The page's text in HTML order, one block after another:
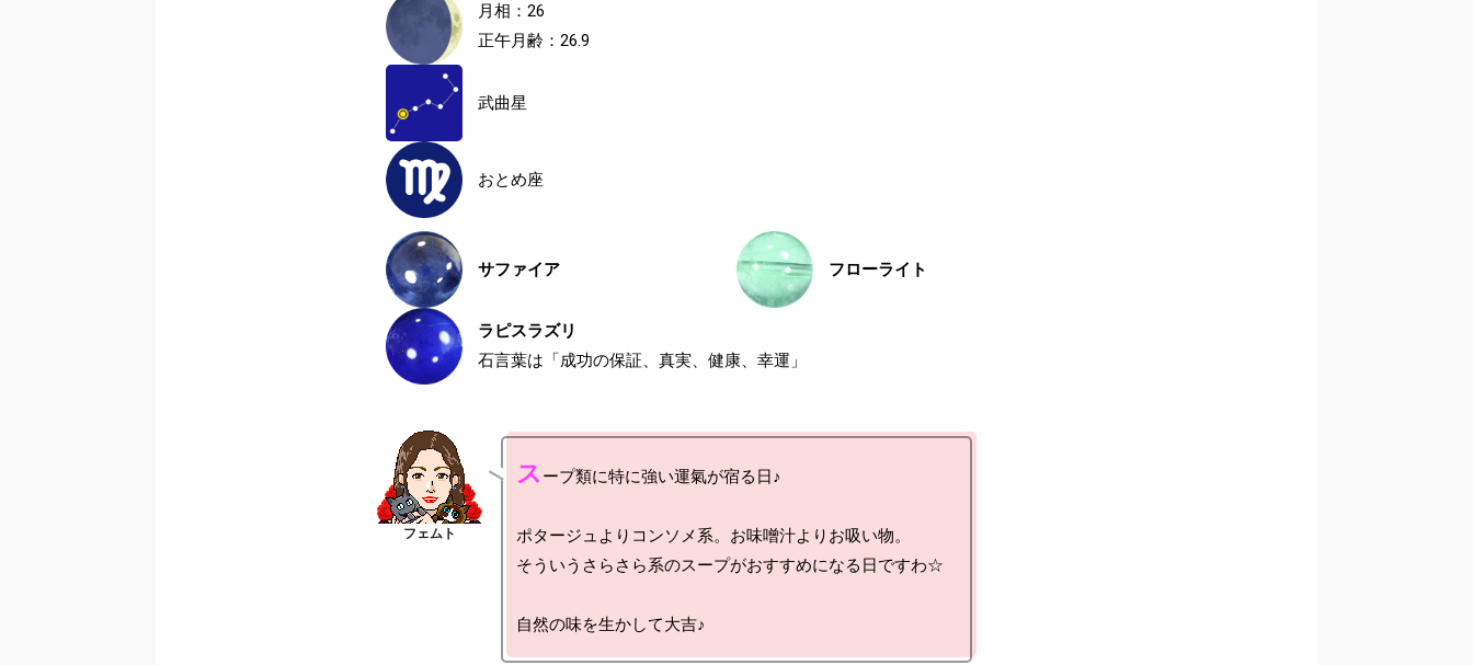
月相：26
正午月齢：26.9
武曲星
おとめ座
サファイア フローライト
ラピスラズリ
石言葉は「成功の保証、真実、健康、幸運」
ス ープ類に特に強い運氣が宿る日♪
ポタージュよりコンソメ系。お味噌汁よりお吸い物。
そういうさらさら系のスープがおすすめになる日ですわ☆
自然の味を生かして大吉♪